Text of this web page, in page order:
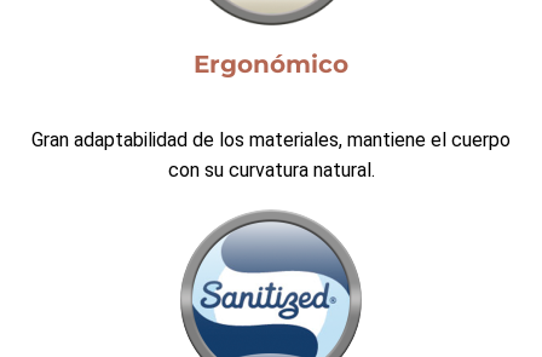
Ergonómico
Gran adaptabilidad de los materiales, mantiene el cuerpo
con su curvatura natural.